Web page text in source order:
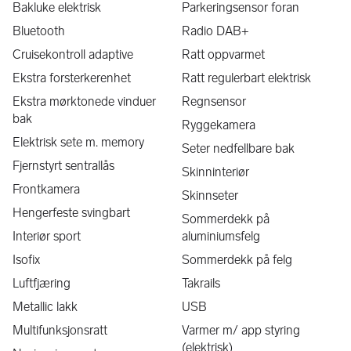
Velkommen for en hyggelig bilhandel!
Technopolis, Martin Linges vei 25, 1364 Fornebu
Innbytte
Vi tar de fleste biler i innbytte, send oss en forespørsel med
reg.nr og km. stand, så gir vi deg et uforpliktende tilbud.
Finansiering
Future Cars AS samarbeider med flere store banker. Vi jobber
for å finne best løsning for deg og tilbyr finansiering fra kr 0,-
kontant inntil 10 års nedbetaling eller leasing. Vi gir deg raskt
svar på søknaden.
Forsikring
Vi skaffer også konkurransedyktig forsikring. Kontakt oss for
Bakluke elektrisk
Bluetooth
Cruisekontroll adaptive
Ekstra forsterkerenhet
Ekstra mørktonede vinduer
bak
Elektrisk sete m. memory
Fjernstyrt sentrallås
Frontkamera
Hengerfeste svingbart
Interiør sport
Isofix
Luftfjæring
Metallic lakk
Multifunksjonsratt
Parkeringsensor foran
Radio DAB+
Ratt oppvarmet
Ratt regulerbart elektrisk
Regnsensor
Ryggekamera
Seter nedfellbare bak
Skinninteriør
Skinnseter
Sommerdekk på
aluminiumsfelg
Sommerdekk på felg
Takrails
USB
Varmer m/ app styring
(elektrisk)